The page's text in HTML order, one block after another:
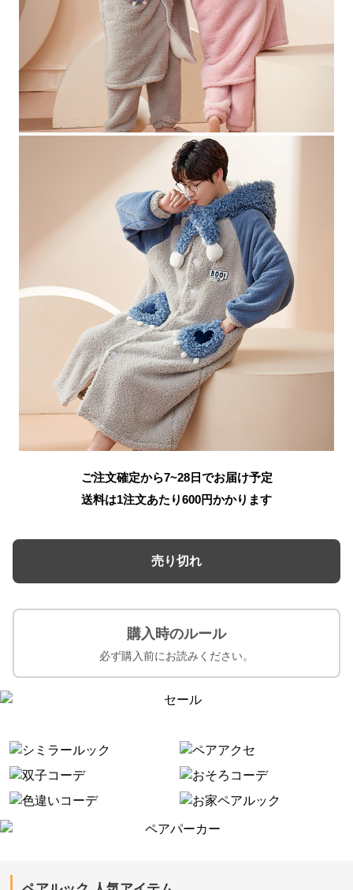
ご注文確定から7~28日でお届け予定
送料は1注文あたり600円かかります
売り切れ
購入時のルール
必ず購入前にお読みください。